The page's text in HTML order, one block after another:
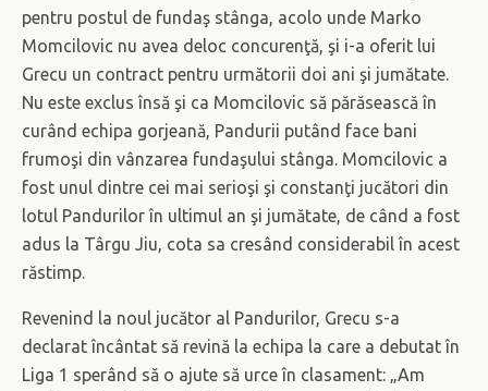
pentru postul de fundaş stânga, acolo unde Marko
Momcilovic nu avea deloc concurenţă, şi i-a oferit lui
Grecu un contract pentru următorii doi ani şi jumătate.
Nu este exclus însă şi ca Momcilovic să părăsească în
curând echipa gorjeană, Pandurii putând face bani
frumoşi din vânzarea fundaşului stânga. Momcilovic a
fost unul dintre cei mai serioşi şi constanţi jucători din
lotul Pandurilor în ultimul an şi jumătate, de când a fost
adus la Târgu Jiu, cota sa cresând considerabil în acest
răstimp.
Revenind la noul jucător al Pandurilor, Grecu s-a
declarat încântat să revină la echipa la care a debutat în
Liga 1 sperând să o ajute să urce în clasament: „Am